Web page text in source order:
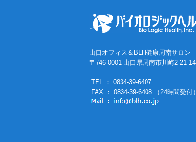
山口オフィス＆BLH健康周南サロン
〒746-0001 山口県周南市川崎2-21-14
TEL ： 0834-39-6407
FAX ： 0834-39-6408 （24時間受付）